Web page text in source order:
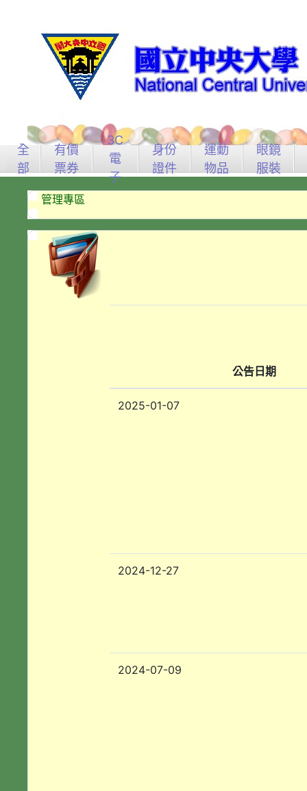
全
部
有價
票券
3C
電
子
身份
證件
運動
物品
眼鏡
服裝
管理專區
公告日期
2025-01-07
2024-12-27
2024-07-09